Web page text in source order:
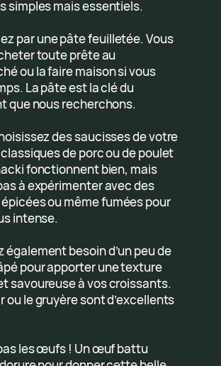
simples mais essentiels.
par une pâte feuilletée. Vous
toute prête au
ou la faire maison si vous
La pâte est la clé du
que nous recherchons.
des saucisses de votre
de porc ou de poulet
fonctionnent bien, mais
à expérimenter avec des
ou même fumées pour
intense.
également besoin d’un peu de
pour apporter une texture
savoureuse à vos croissants.
ou le gruyère sont d’excellents
les œufs ! Un œuf battu